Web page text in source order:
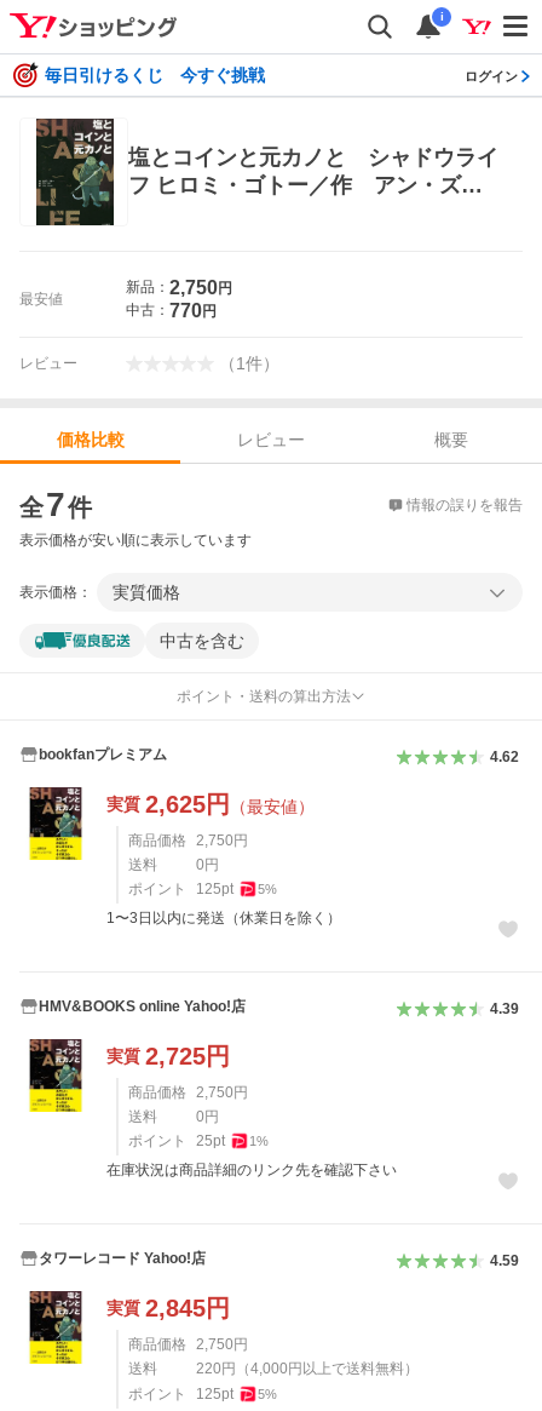
i
毎日引けるくじ 今すぐ挑戦 ログイン
塩とコインと元カノと シャドウライ
フ ヒロミ・ゴトー／作 アン・ズー
最安値
新品： 2,750円
中古： 770円
レビュー （1件）
価格比較 レビュー
概要
全7件 情報の誤りを報告
表示価格が安い順に表示しています
表示価格： 実質価格
中古を含む
ポイント・送料の算出方法
bookfanプレミアム 4.62
実質 2,625円 （最安値）
商品価格 2,750 円
送料
0 円
ポイント
125pt 5%
1〜3日以内に発送（休業日を除く）
HMV&BOOKS online Yahoo!店 4.39
実質 2,725円
商品価格 2,750 円
送料
0 円
ポイント
25pt 1%
在庫状況は商品詳細のリンク先を確認下さい
タワーレコード Yahoo!店 4.59
実質 2,845円
商品価格 2,750 円
送料
220 円 （4,000 円以上で送料無料）
ポイント
125pt 5%